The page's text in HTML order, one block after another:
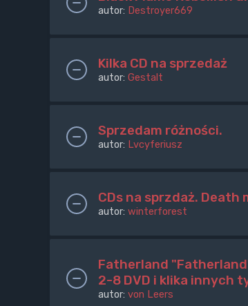
autor: Destroyer669
Kilka CD na sprzedaż
autor: Gestalt
Sprzedam różności.
autor: Lvcyferiusz
CDs na sprzdaż. Death
autor: winterforest
Fatherland
2-8 DVD i klika innych
autor: von Leers